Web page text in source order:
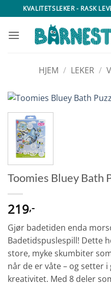
to
content
KVALITETSLEKER - RASK
HJEM / LEKER /
Toomies Bluey Bath
219,-
Gjør badetiden enda
Badetidspuslespill! Dette
store, myke skumbiter
når de er våte – og setter
kreativitet. Med 8 deler